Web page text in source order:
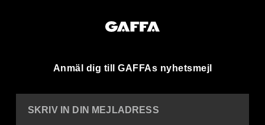
Anmäl dig till GAFFAs nyhetsmejl
SKRIV IN DIN MEJLADRESS